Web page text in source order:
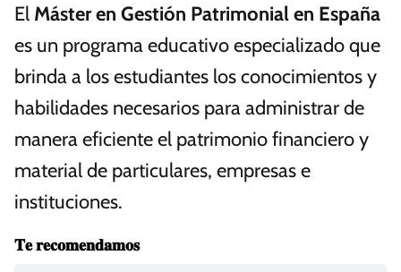
El Máster en Gestión Patrimonial en España
es un programa educativo especializado que
brinda a los estudiantes los conocimientos y
habilidades necesarios para administrar de
manera eficiente el patrimonio financiero y
material de particulares, empresas e
instituciones.
𝐓𝐞 𝐫𝐞𝐜𝐨𝐦𝐞𝐧𝐝𝐚𝐦𝐨𝐬